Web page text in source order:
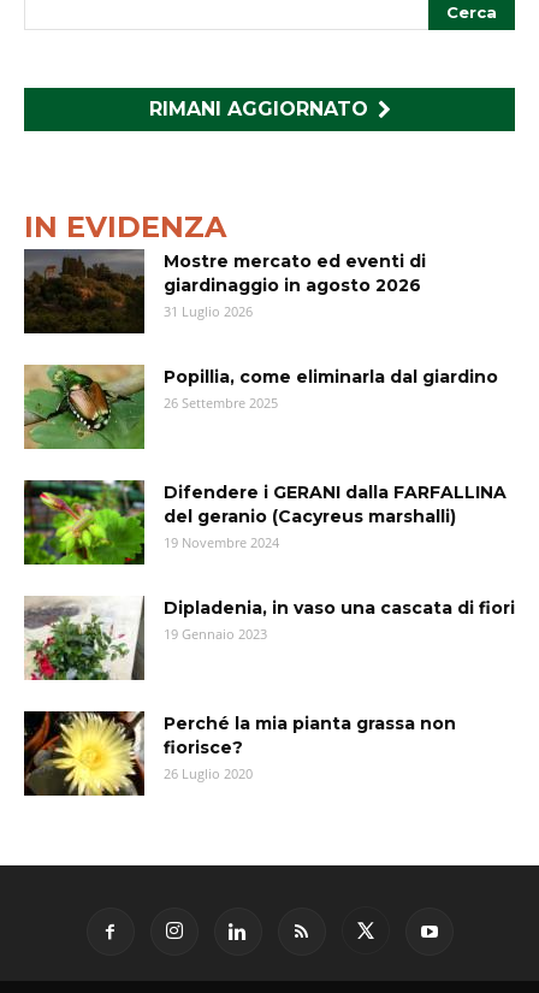
RIMANI AGGIORNATO
IN EVIDENZA
Mostre mercato ed eventi di
giardinaggio in agosto 2026
31 Luglio 2026
Popillia, come eliminarla dal giardino
26 Settembre 2025
Difendere i GERANI dalla FARFALLINA
del geranio (Cacyreus marshalli)
19 Novembre 2024
Dipladenia, in vaso una cascata di fiori
19 Gennaio 2023
Perché la mia pianta grassa non
fiorisce?
26 Luglio 2020